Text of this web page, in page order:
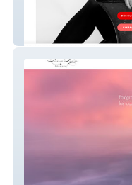
Academia Decoración